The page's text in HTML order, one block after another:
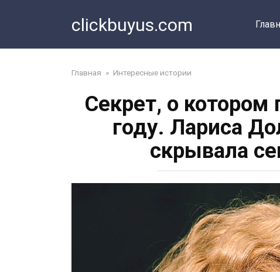
clickbuyus.com
Главная » Интересные истории
Секрет, о котором
году. Лариса
скрывала